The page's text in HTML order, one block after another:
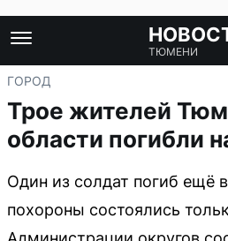
ТЮМЕНИ
ГОРОД
Трое жителей
области погибли
Один из солдат погиб ещё
похороны состоялись